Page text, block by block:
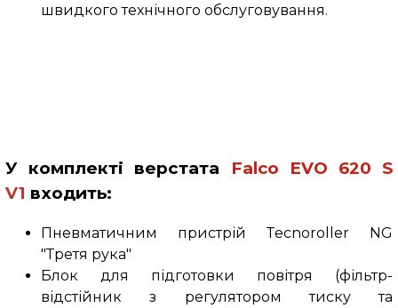
швидкого технічного обслуговування.
У комплекті верстата Falco EVO 620 S
V1 входить:
Пневматичним пристрій Tecnoroller NG
"Третя рука"
Блок для підготовки повітря (фільтр-
відстійник з регулятором тиску та